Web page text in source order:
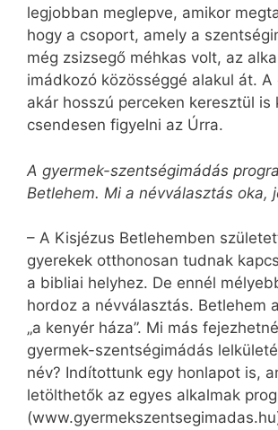
legjobban meglepve, amikor
hogy a csoport, amely a
még zsizsegő méhkas volt, az
imádkozó közösséggé alakul át. A
akár hosszú perceken keresztül is
csendesen figyelni az Úrra.
A gyermek-szentségimádás
Betlehem. Mi a névválasztás oka,
– A Kisjézus Betlehemben
gyerekek otthonosan tudnak
a bibliai helyhez. De ennél
hordoz a névválasztás. Betlehem
„a kenyér háza”. Mi más
gyermek-szentségimádás
név? Indítottunk egy honlapot is,
letölthetők az egyes alkalmak